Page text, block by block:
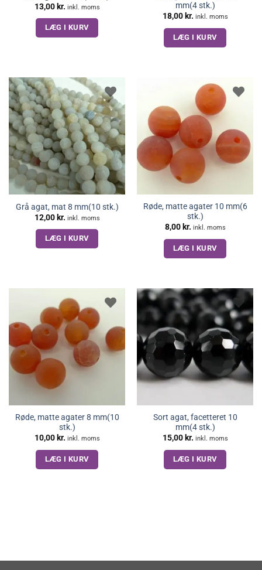
13,00 kr. inkl. moms
LÆG I KURV
mm(4 stk.)
18,00 kr. inkl. moms
LÆG I KURV
Grå agat, mat 8 mm(10 stk.)
12,00 kr. inkl. moms
LÆG I KURV
Røde, matte agater 10 mm(6
stk.)
8,00 kr. inkl. moms
LÆG I KURV
Røde, matte agater 8 mm(10
stk.)
10,00 kr. inkl. moms
LÆG I KURV
Sort agat, facetteret 10
mm(4 stk.)
15,00 kr. inkl. moms
LÆG I KURV